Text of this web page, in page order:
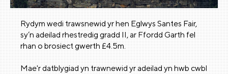
Rydym wedi trawsnewid yr hen Eglwys Santes Fair,
sy’n adeilad rhestredig gradd II, ar Ffordd Garth fel
rhan o brosiect gwerth £4.5m.
Mae'r datblygiad yn trawnewid yr adeilad yn hwb cwbl